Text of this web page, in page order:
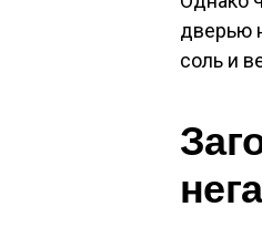
дверью
соль и